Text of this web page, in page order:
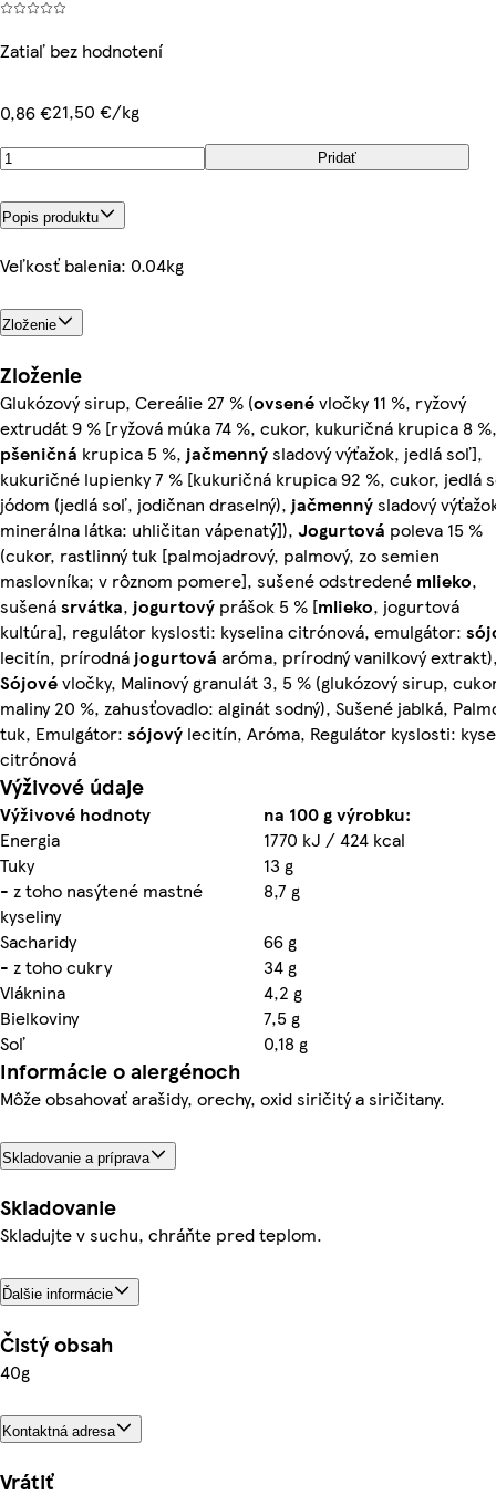
Zatiaľ bez hodnotení
0,86 €21,50 €/kg
Pridať
Popis produktu
Veľkosť balenia: 0.04kg
Zloženie
Zloženie
Glukózový sirup, Cereálie 27 % (ovsenévločky 11 %, ryžový
extrudát 9 % [ryžová múka 74 %, cukor, kukuričná krupica 8 %,
pšeničná krupica 5 %, jačmennýsladový výťažok, jedlá soľ],
kukuričné lupienky 7 % [kukuričná krupica 92 %, cukor, jedlá
jódom (jedlá soľ, jodičnan draselný), jačmennýsladový
minerálna látka: uhličitan vápenatý]), Jogurtová poleva 15 %
(cukor, rastlinný tuk [palmojadrový, palmový, zo semien
maslovníka; v rôznom pomere], sušené odstredené mlieko,
sušenásrvátka, jogurtový prášok 5 % [mlieko, jogurtová
kultúra], regulátor kyslosti: kyselina citrónová, emulgátor:
lecitín, prírodná jogurtová aróma, prírodný vanilkový
Sójovévločky, Malinový granulát 3, 5 % (glukózový sirup,
maliny 20 %, zahusťovadlo: alginát sodný), Sušené jablká,
tuk, Emulgátor: sójový lecitín, Aróma, Regulátor kyslosti:
citrónová
Výživové údaje
Výživové hodnoty
na 100 g výrobku:
Energia
1770 kJ / 424 kcal
Tuky
13 g
- z toho nasýtené mastné
kyseliny
8,7 g
Sacharidy
66 g
- z toho cukry
34 g
Vláknina
4,2 g
Bielkoviny
7,5 g
Soľ
0,18 g
Informácie o alergénoch
Môže obsahovať arašidy, orechy, oxid siričitý a siričitany.
Skladovanie a príprava
Skladovanie
Skladujte v suchu, chráňte pred teplom.
Ďalšie informácie
Čistý obsah
40g
Kontaktná adresa
Vrátiť